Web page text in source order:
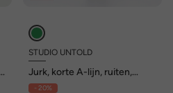
STUDIO UNTOLD
Jurk, korte A-lijn, ruiten,
zoomvolant, knoopsluiting
- 20%